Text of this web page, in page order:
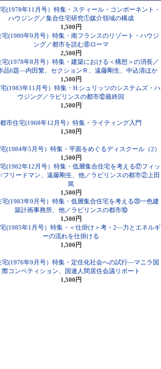
(1978年11月号）特集・スティール・コンポーネント・
ハウジング／集合住宅研究①媒介領域の構成
1,500円
宅(1980年9月号）特集・南フランスのリゾート・ハウジ
ング／都市を読む⑧ローマ
2,500円
宅(1978年8月号）特集・建築における＜構想＞の消長／
品6題―内田繁、セクションＲ、遠藤剛生、中込清ほか
1,500円
(1983年11月号）特集・H.シュリッツのシステムズ・ハ
ウジング／ラビリンスの都市⑫最終回
1,500円
都市住宅(1968年12月号）特集・ライティング入門
1,500円
(1984年5月号）特集・平面をめぐるディスクール（2）
1,500円
(1982年12月号）特集・低層集合住宅を考える⑰フィッ
/フリードマン、遠藤剛生、他／ラビリンスの都市②上田
篤
1,500円
宅(1983年9月号）特集・低層集合住宅を考える⑳一色建
築計画事務所、他／ラビリンスの都市⑩
1,500円
(1985年1月号）特集・＜仕掛け＞考・2―力とエネルギ
ーの流れを仕掛ける
1,500円
宅(1976年9月号）特集・定住化社会への試行―マニラ国
際コンペティション、国連人間居住会議リポート
1,500円